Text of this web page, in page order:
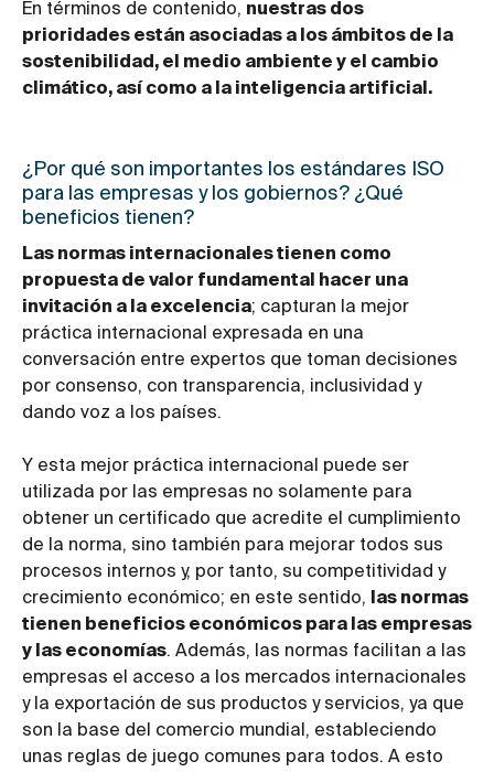
En términos de contenido, nuestras dos
prioridades están asociadas a los ámbitos de la
sostenibilidad, el medio ambiente y el cambio
climático, así como a la inteligencia artificial.
¿Por qué son importantes los estándares ISO
para las empresas y los gobiernos? ¿Qué
beneficios tienen?
Las normas internacionales tienen como
propuesta de valor fundamental hacer una
invitación a la excelencia; capturan la mejor
práctica internacional expresada en una
conversación entre expertos que toman decisiones
por consenso, con transparencia, inclusividad y
dando voz a los países.
Y esta mejor práctica internacional puede ser
utilizada por las empresas no solamente para
obtener un certificado que acredite el cumplimiento
de la norma, sino también para mejorar todos sus
procesos internos y, por tanto, su competitividad y
crecimiento económico; en este sentido,
las normas
tienen beneficios económicos para las empresas
y las economías. Además, las normas facilitan a las
empresas el acceso a los mercados internacionales
y la exportación de sus productos y servicios, ya que
son la base del comercio mundial, estableciendo
unas reglas de juego comunes para todos. A esto